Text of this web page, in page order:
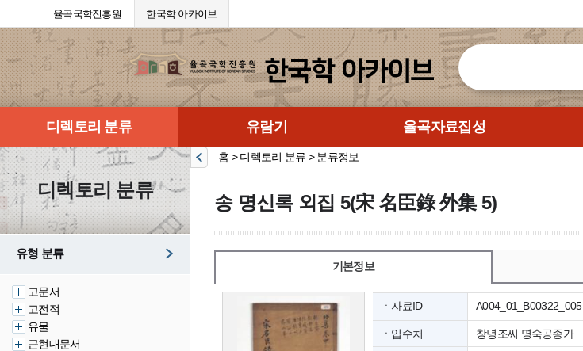
율곡국학진흥원 한국학 아카이브
디렉토리 분류 유람기 율곡자료집성
디렉토리 분류
유형 분류
고문서
고전적
유물
근현대문서
홈 > 디렉토리 분류 > 분류정보
송 명신록 외집 5(宋 名臣錄 外集 5)
기본정보
ㆍ자료ID A004_01_B00322_005
ㆍ입수처 창녕조씨 명숙공종가